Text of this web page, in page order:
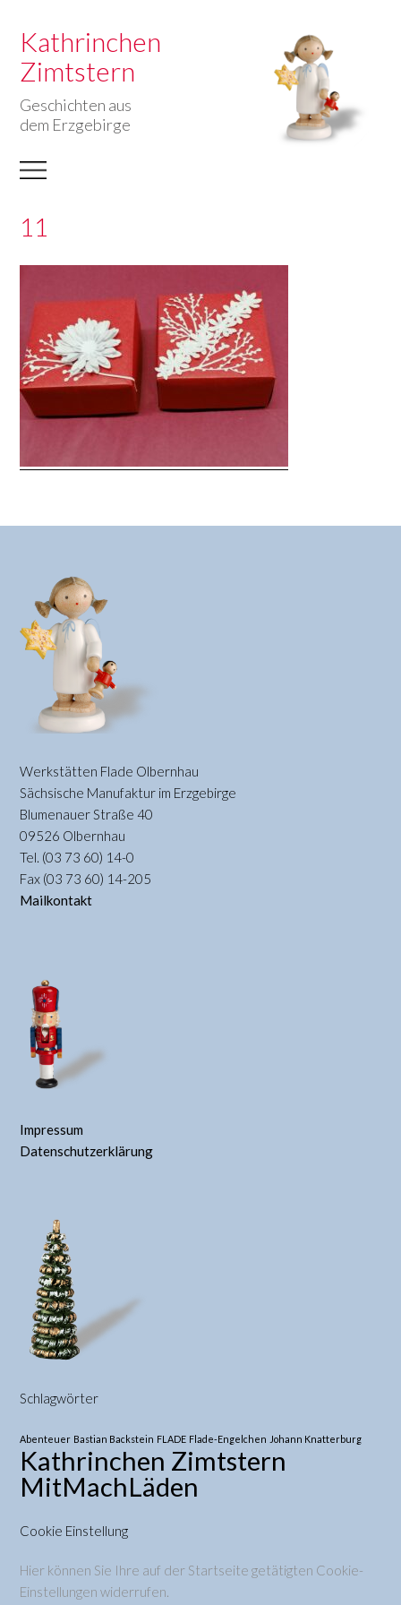
Kathrinchen
Zimtstern
Geschichten aus
dem Erzgebirge
11
Werkstätten Flade Olbernhau
Sächsische Manufaktur im Erzgebirge
Blumenauer Straße 40
09526 Olbernhau
Tel. (03 73 60) 14-0
Fax (03 73 60) 14-205
Mailkontakt
Impressum
Datenschutzerklärung
Schlagwörter
Abenteuer Bastian Backstein FLADE Flade-Engelchen Johann Knatterburg
Kathrinchen Zimtstern
MitMachLäden
Cookie Einstellung
Hier können Sie Ihre auf der Startseite getätigten Cookie-
Einstellungen widerrufen.